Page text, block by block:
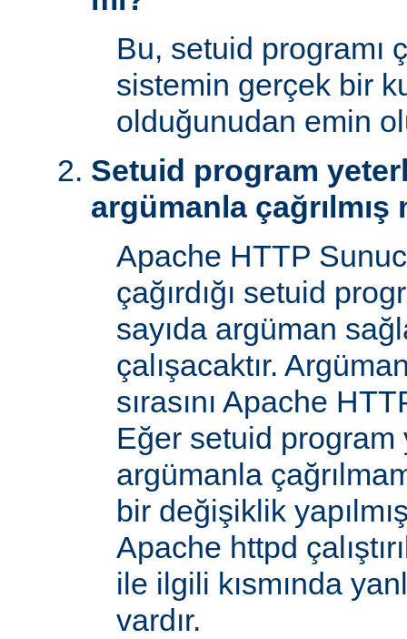
Bu, setuid programı
sistemin gerçek bir
olduğunudan emin
Setuid program
argümanla çağrılmış
Apache HTTP
çağırdığı setuid
sayıda argüman
çalışacaktır.
sırasını Apache
Eğer setuid program
argümanla
bir değişiklik
Apache httpd
ile ilgili kısmında
vardır.